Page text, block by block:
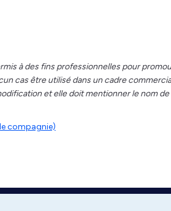
à des fins professionnelles pour
cas être utilisé dans un cadre
et elle doit mentionner le nom de
compagnie)